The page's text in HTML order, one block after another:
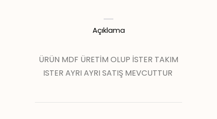
Açıklama
ÜRÜN MDF ÜRETİM OLUP İSTER TAKIM
ISTER AYRI AYRI SATIŞ MEVCUTTUR